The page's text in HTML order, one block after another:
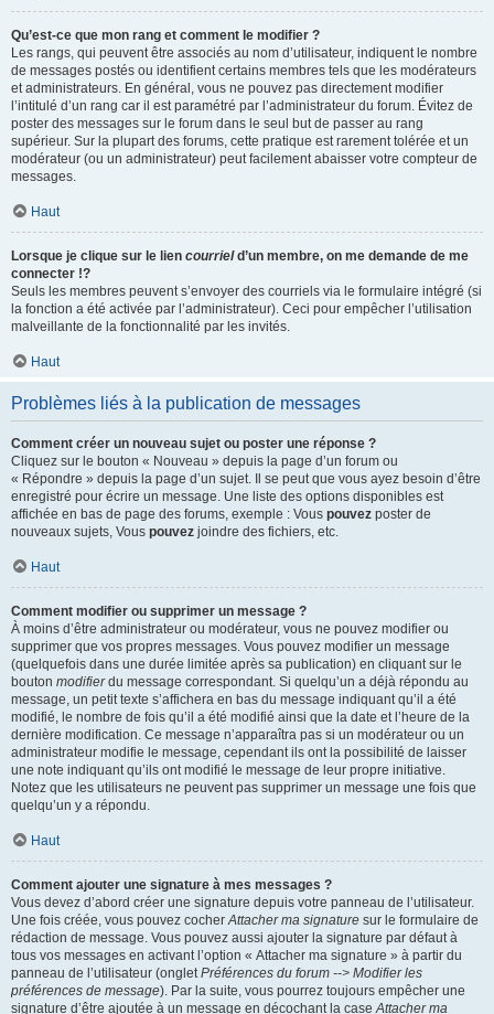
Qu’est-ce que mon rang et comment le modifier ?
Les rangs, qui peuvent être associés au nom d’utilisateur, indiquent le nombre
de messages postés ou identifient certains membres tels que les modérateurs
et administrateurs. En général, vous ne pouvez pas directement modifier
l’intitulé d’un rang car il est paramétré par l’administrateur du forum. Évitez de
poster des messages sur le forum dans le seul but de passer au rang
supérieur. Sur la plupart des forums, cette pratique est rarement tolérée et un
modérateur (ou un administrateur) peut facilement abaisser votre compteur de
messages.
Haut
Lorsque je clique sur le lien courrield’un membre, on me demande de me
connecter !?
Seuls les membres peuvent s’envoyer des courriels via le formulaire intégré (si
la fonction a été activée par l’administrateur). Ceci pour empêcher l’utilisation
malveillante de la fonctionnalité par les invités.
Haut
Problèmes liés à la publication de messages
Comment créer un nouveau sujet ou poster une réponse ?
Cliquez sur le bouton « Nouveau » depuis la page d’un forum ou
« Répondre » depuis la page d’un sujet. Il se peut que vous ayez besoin d’être
enregistré pour écrire un message. Une liste des options disponibles est
affichée en bas de page des forums, exemple : Vous pouvez poster de
nouveaux sujets, Vous pouvez joindre des fichiers, etc.
Haut
Comment modifier ou supprimer un message ?
À moins d’être administrateur ou modérateur, vous ne pouvez modifier ou
supprimer que vos propres messages. Vous pouvez modifier un message
(quelquefois dans une durée limitée après sa publication) en cliquant sur le
bouton modifierdu message correspondant. Si quelqu’un a déjà répondu au
message, un petit texte s’affichera en bas du message indiquant qu’il a été
modifié, le nombre de fois qu’il a été modifié ainsi que la date et l’heure de la
dernière modification. Ce message n’apparaîtra pas si un modérateur ou un
administrateur modifie le message, cependant ils ont la possibilité de laisser
une note indiquant qu’ils ont modifié le message de leur propre initiative.
Notez que les utilisateurs ne peuvent pas supprimer un message une fois que
quelqu’un y a répondu.
Haut
Comment ajouter une signature à mes messages ?
Vous devez d’abord créer une signature depuis votre panneau de l’utilisateur.
Une fois créée, vous pouvez cocherAttacher ma signature sur le formulaire de
rédaction de message. Vous pouvez aussi ajouter la signature par défaut à
tous vos messages en activant l’option « Attacher ma signature » à partir du
panneau de l’utilisateur (ongletPréférences du forum --> Modifier les
préférences de message). Par la suite, vous pourrez toujours empêcher une
signature d’être ajoutée à un message en décochant la caseAttacher ma